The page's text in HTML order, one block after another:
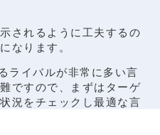
されるように工夫するの
なります。
ライバルが非常に多い言
ですので、まずはターゲ
況をチェックし最適な言